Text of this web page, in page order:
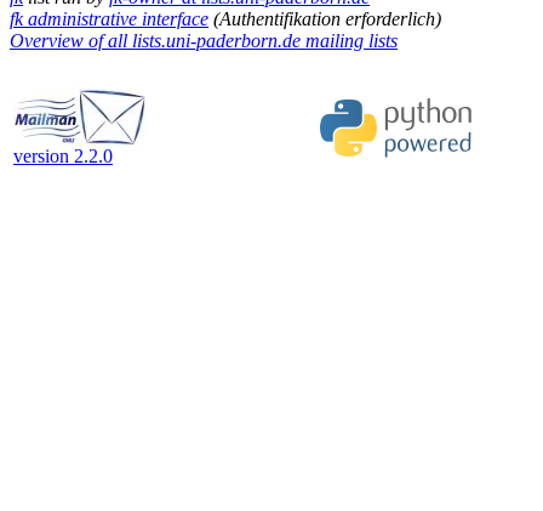
fk administrative interface (Authentifikation erforderlich)
Overview of all lists.uni-paderborn.de mailing lists
version 2.2.0